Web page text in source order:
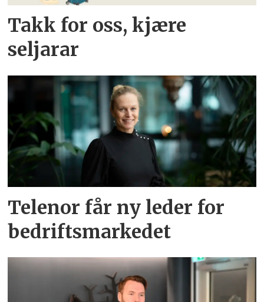
Takk for oss, kjære
seljarar
Telenor får ny leder for
bedriftsmarkedet